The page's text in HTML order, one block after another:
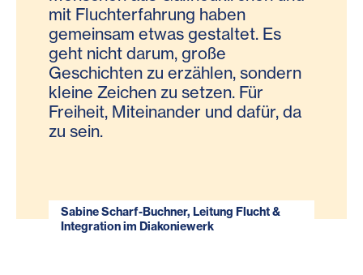
mit Fluchterfahrung haben
gemeinsam etwas gestaltet. Es
geht nicht darum, große
Geschichten zu erzählen, sondern
kleine Zeichen zu setzen. Für
Freiheit, Miteinander und dafür, da
zu sein.
Sabine Scharf-Buchner, Leitung Flucht &
Integration im Diakoniewerk